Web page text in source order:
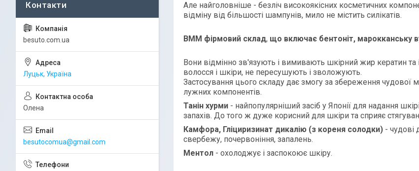
Але найголовніше - безліч високоякісних косметичних
відміну від більшості шампунів, мило не містить силікатів.
BMM фірмовий склад, що включає бентоніт, марокканську
Вони відмінно зв'язують і вимивають шкірний жир кератин
волосся і шкіри, не пересушують і зволожують.
Застосування цього складу дає змогу за збереження чудової
лужних компонентів.
Танін хурми - найпопулярніший засіб у Японії для надання
запахів. До того ж дуже корисний для шкіри та сприяє
Камфора, Гліциризинат дикалію (з кореня солодки) - чудові
свербежу, почервоніння, запалень.
Ментол - охолоджує і заспокоює шкіру.
besuto.com.ua
Луцьк, Україна
Олена
besutocomua@gmail.com